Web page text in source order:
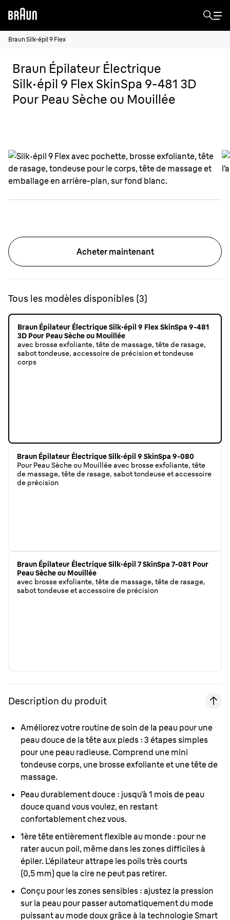
Braun Silk·épil 9 Flex
Braun Épilateur Électrique
Silk·épil 9 Flex SkinSpa 9-481 3D
Pour Peau Sèche ou Mouillée
Acheter maintenant
Tous les modèles disponibles (3)
Braun Épilateur Électrique Silk·épil 9 Flex SkinSpa 9-481
3D Pour Peau Sèche ou Mouillée
avec brosse exfoliante, tête de massage, tête de rasage,
sabot tondeuse, accessoire de précision et tondeuse
corps
Braun Épilateur Électrique Silk·épil 9 SkinSpa 9-080
Pour Peau Sèche ou Mouillée avec brosse exfoliante, tête
de massage, tête de rasage, sabot tondeuse et accessoire
de précision
Braun Épilateur Électrique Silk·épil 7 SkinSpa 7-081 Pour
Peau Sèche ou Mouillée
avec brosse exfoliante, tête de massage, tête de rasage,
sabot tondeuse et accessoire de précision
Description du produit
Améliorez votre routine de soin de la peau pour une
peau douce de la tête aux pieds : 3 étapes simples
pour une peau radieuse. Comprend une mini
tondeuse corps, une brosse exfoliante et une tête de
massage.
Peau durablement douce : jusqu’à 1 mois de peau
douce quand vous voulez, en restant
confortablement chez vous.
1ère tête entièrement flexible au monde : pour ne
rater aucun poil, même dans les zones difficiles à
épiler. L’épilateur attrape les poils très courts
(0,5 mm) que la cire ne peut pas retirer.
Conçu pour les zones sensibles : ajustez la pression
sur la peau pour passer automatiquement du mode
puissant au mode doux grâce à la technologie Smart